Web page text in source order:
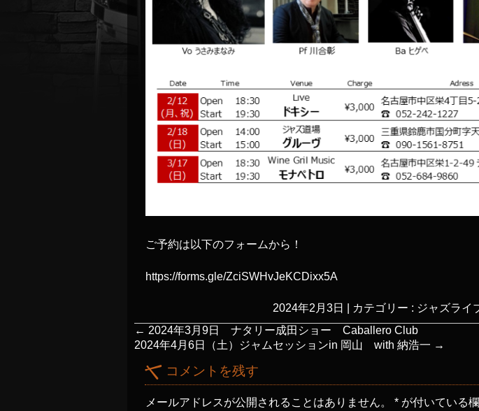
ご予約は以下のフォームから！
https://forms.gle/ZciSWHvJeKCDixx5A
2024年2月3日 カテゴリー : ジャズライ
← 2024年3月9日 ナタリー成田ショー Caballero Club
2024年4月6日（土）ジャムセッションin 岡山 with 納浩一 →
コメントを残す
メールアドレスが公開されることはありません。 * が付いている